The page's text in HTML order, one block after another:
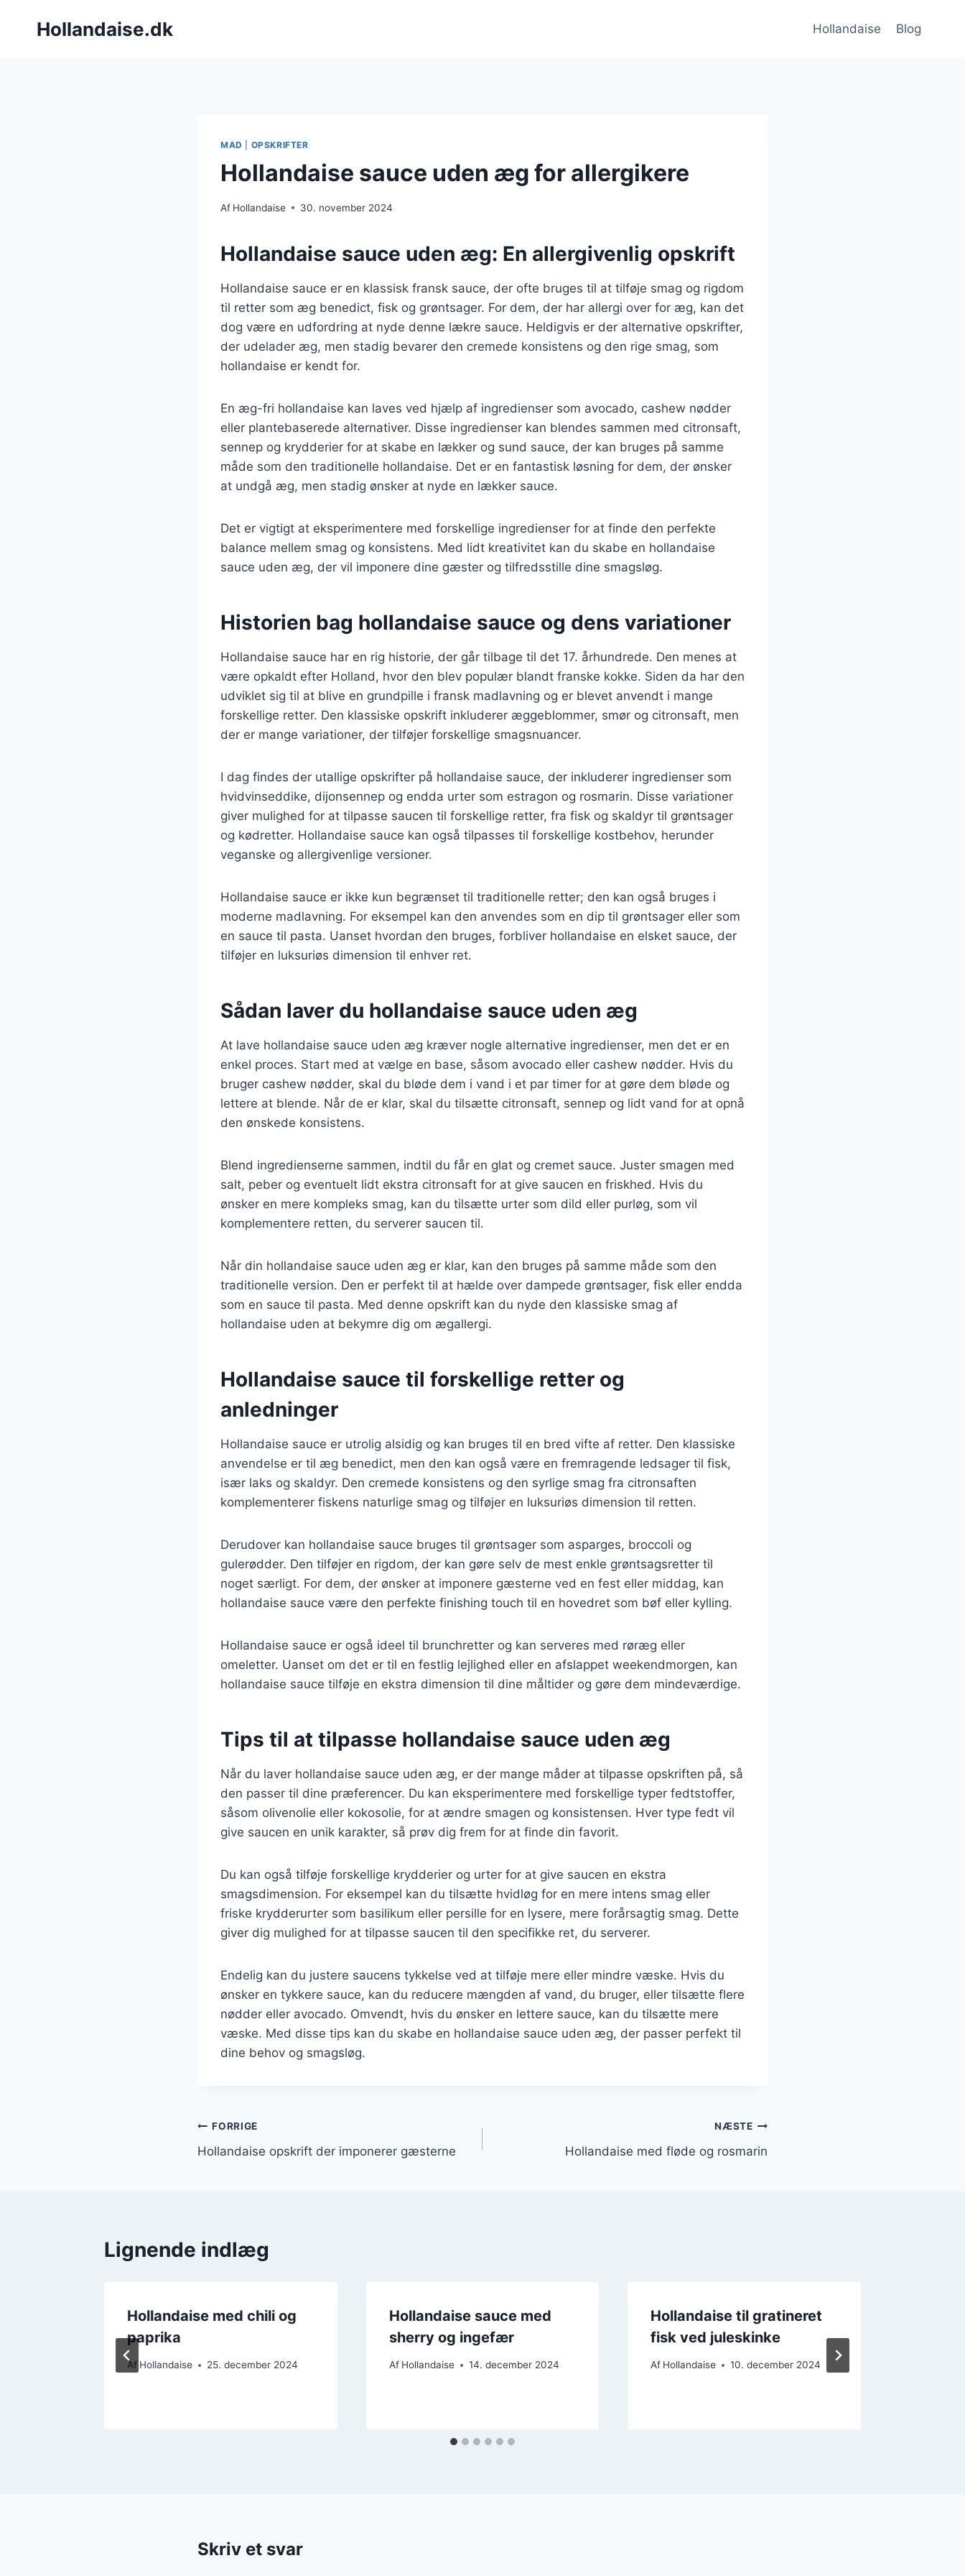
Hollandaise.dk Hollandaise Blog
MAD OPSKRIFTER
Hollandaise sauce uden æg for allergikere
Af Hollandaise 30. november 2024
Hollandaise sauce uden æg: En allergivenlig opskrift
Hollandaise sauce er en klassisk fransk sauce, der ofte bruges til at tilføje smag og rigdom
til retter som æg benedict, fisk og grøntsager. For dem, der har allergi over for æg, kan det
dog være en udfordring at nyde denne lækre sauce. Heldigvis er der alternative opskrifter,
der udelader æg, men stadig bevarer den cremede konsistens og den rige smag, som
hollandaise er kendt for.
En æg-fri hollandaise kan laves ved hjælp af ingredienser som avocado, cashew nødder
eller plantebaserede alternativer. Disse ingredienser kan blendes sammen med citronsaft,
sennep og krydderier for at skabe en lækker og sund sauce, der kan bruges på samme
måde som den traditionelle hollandaise. Det er en fantastisk løsning for dem, der ønsker
at undgå æg, men stadig ønsker at nyde en lækker sauce.
Det er vigtigt at eksperimentere med forskellige ingredienser for at finde den perfekte
balance mellem smag og konsistens. Med lidt kreativitet kan du skabe en hollandaise
sauce uden æg, der vil imponere dine gæster og tilfredsstille dine smagsløg.
Historien bag hollandaise sauce og dens variationer
Hollandaise sauce har en rig historie, der går tilbage til det 17. århundrede. Den menes at
være opkaldt efter Holland, hvor den blev populær blandt franske kokke. Siden da har den
udviklet sig til at blive en grundpille i fransk madlavning og er blevet anvendt i mange
forskellige retter. Den klassiske opskrift inkluderer æggeblommer, smør og citronsaft, men
der er mange variationer, der tilføjer forskellige smagsnuancer.
I dag findes der utallige opskrifter på hollandaise sauce, der inkluderer ingredienser som
hvidvinseddike, dijonsennep og endda urter som estragon og rosmarin. Disse variationer
giver mulighed for at tilpasse saucen til forskellige retter, fra fisk og skaldyr til grøntsager
og kødretter. Hollandaise sauce kan også tilpasses til forskellige kostbehov, herunder
veganske og allergivenlige versioner.
Hollandaise sauce er ikke kun begrænset til traditionelle retter; den kan også bruges i
moderne madlavning. For eksempel kan den anvendes som en dip til grøntsager eller som
en sauce til pasta. Uanset hvordan den bruges, forbliver hollandaise en elsket sauce, der
tilføjer en luksuriøs dimension til enhver ret.
Sådan laver du hollandaise sauce uden æg
At lave hollandaise sauce uden æg kræver nogle alternative ingredienser, men det er en
enkel proces. Start med at vælge en base, såsom avocado eller cashew nødder. Hvis du
bruger cashew nødder, skal du bløde dem i vand i et par timer for at gøre dem bløde og
lettere at blende. Når de er klar, skal du tilsætte citronsaft, sennep og lidt vand for at opnå
den ønskede konsistens.
Blend ingredienserne sammen, indtil du får en glat og cremet sauce. Juster smagen med
salt, peber og eventuelt lidt ekstra citronsaft for at give saucen en friskhed. Hvis du
ønsker en mere kompleks smag, kan du tilsætte urter som dild eller purløg, som vil
komplementere retten, du serverer saucen til.
Når din hollandaise sauce uden æg er klar, kan den bruges på samme måde som den
traditionelle version. Den er perfekt til at hælde over dampede grøntsager, fisk eller endda
som en sauce til pasta. Med denne opskrift kan du nyde den klassiske smag af
hollandaise uden at bekymre dig om ægallergi.
Hollandaise sauce til forskellige retter og
anledninger
Hollandaise sauce er utrolig alsidig og kan bruges til en bred vifte af retter. Den klassiske
anvendelse er til æg benedict, men den kan også være en fremragende ledsager til fisk,
især laks og skaldyr. Den cremede konsistens og den syrlige smag fra citronsaften
komplementerer fiskens naturlige smag og tilføjer en luksuriøs dimension til retten.
Derudover kan hollandaise sauce bruges til grøntsager som asparges, broccoli og
gulerødder. Den tilføjer en rigdom, der kan gøre selv de mest enkle grøntsagsretter til
noget særligt. For dem, der ønsker at imponere gæsterne ved en fest eller middag, kan
hollandaise sauce være den perfekte finishing touch til en hovedret som bøf eller kylling.
Hollandaise sauce er også ideel til brunchretter og kan serveres med røræg eller
omeletter. Uanset om det er til en festlig lejlighed eller en afslappet weekendmorgen, kan
hollandaise sauce tilføje en ekstra dimension til dine måltider og gøre dem mindeværdige.
Tips til at tilpasse hollandaise sauce uden æg
Når du laver hollandaise sauce uden æg, er der mange måder at tilpasse opskriften på, så
den passer til dine præferencer. Du kan eksperimentere med forskellige typer fedtstoffer,
såsom olivenolie eller kokosolie, for at ændre smagen og konsistensen. Hver type fedt vil
give saucen en unik karakter, så prøv dig frem for at finde din favorit.
Du kan også tilføje forskellige krydderier og urter for at give saucen en ekstra
smagsdimension. For eksempel kan du tilsætte hvidløg for en mere intens smag eller
friske krydderurter som basilikum eller persille for en lysere, mere forårsagtig smag. Dette
giver dig mulighed for at tilpasse saucen til den specifikke ret, du serverer.
Endelig kan du justere saucens tykkelse ved at tilføje mere eller mindre væske. Hvis du
ønsker en tykkere sauce, kan du reducere mængden af vand, du bruger, eller tilsætte flere
nødder eller avocado. Omvendt, hvis du ønsker en lettere sauce, kan du tilsætte mere
væske. Med disse tips kan du skabe en hollandaise sauce uden æg, der passer perfekt til
dine behov og smagsløg.
Indlægsnavigation
FORRIGE
Hollandaise opskrift der imponerer gæsterne
NÆSTE
Hollandaise med fløde og rosmarin
Lignende indlæg
Hollandaise med chili og
paprika
Af Hollandaise 25. december 2024
Hollandaise sauce med
sherry og ingefær
Af Hollandaise 14. december 2024
Hollandaise til gratineret
fisk ved juleskinke
Af Hollandaise 10. december 2024
Skriv et svar